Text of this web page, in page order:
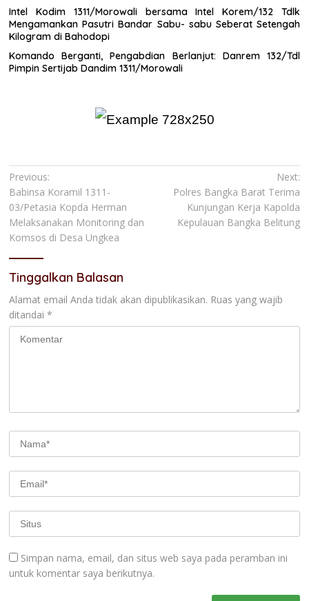
Intel Kodim 1311/Morowali bersama Intel Korem/132 Tdlk
Mengamankan Pasutri Bandar Sabu- sabu Seberat Setengah
Kilogram di Bahodopi
Komando Berganti, Pengabdian Berlanjut: Danrem 132/Tdl
Pimpin Sertijab Dandim 1311/Morowali
Navigasi
pos
Previous:
Babinsa Koramil 1311-
03/Petasia Kopda Herman
Melaksanakan Monitoring dan
Komsos di Desa Ungkea
Next:
Polres Bangka Barat Terima
Kunjungan Kerja Kapolda
Kepulauan Bangka Belitung
Tinggalkan Balasan
Alamat email Anda tidak akan dipublikasikan. Ruas yang wajib
ditandai *
Simpan nama, email, dan situs web saya pada peramban ini
untuk komentar saya berikutnya.